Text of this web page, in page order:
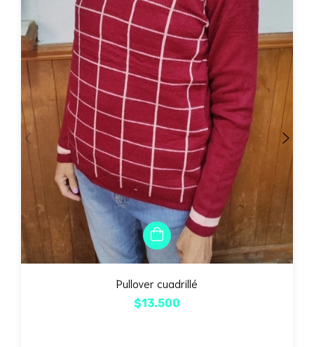
Pullover cuadrillé
$13.500